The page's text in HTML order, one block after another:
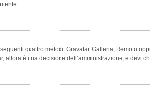
quattro metodi: Gravatar, Galleria, Remoto
allora è una decisione dell’amministrazione, e devi